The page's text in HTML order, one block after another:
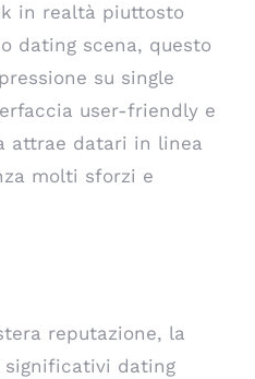
in realtà piuttosto
dating scena, questo
su single
user-friendly e
attrae datari in linea
molti sforzi e
reputazione, la
significativi dating